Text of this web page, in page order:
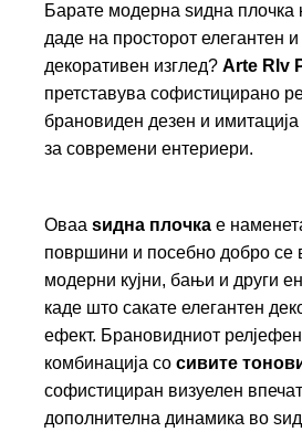
Барате модерна ѕидна плочка
даде на просторот елегантен и
декоративен изглед? Arte Rlv
претставува софистицирано
брановиден дезен и
за современи ентериери.
Оваа ѕидна плочка е
површини и посебно добро се
модерни кујни, бањи и други
каде што сакате елегантен
ефект. Брановидниот
комбинација со сивите
софистициран визуелен
дополнителна динамика во